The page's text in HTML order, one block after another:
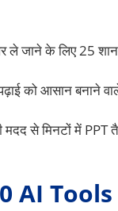
ले जाने के लिए 25
को आसान बनाने
से मिनटों में PPT
AI Tools